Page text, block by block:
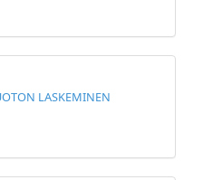
LASKEMINEN